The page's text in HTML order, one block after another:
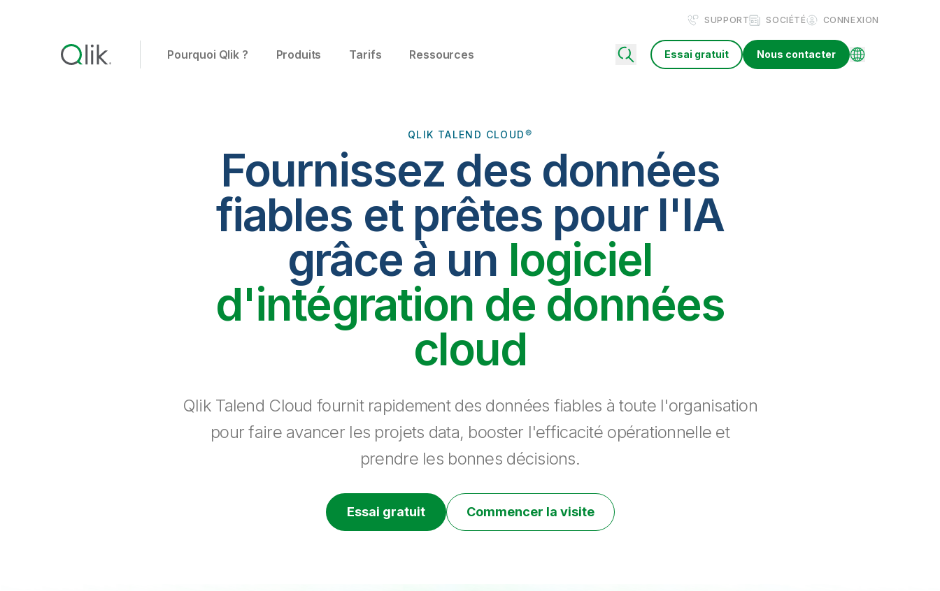
SUPPORT SOCIÉTÉ CONNEXION
Pourquoi Qlik ? Produits Tarifs Ressources Essai gratuit Nous contacter
QLIK TALEND CLOUD®
Fournissez des données
fiables et prêtes pour l'IA
grâce à un logiciel
d'intégration de données
cloud
Qlik Talend Cloud fournit rapidement des données fiables à toute l'organisation
pour faire avancer les projets data, booster l'efficacité opérationnelle et
prendre les bonnes décisions.
Essai gratuit Commencer la visite